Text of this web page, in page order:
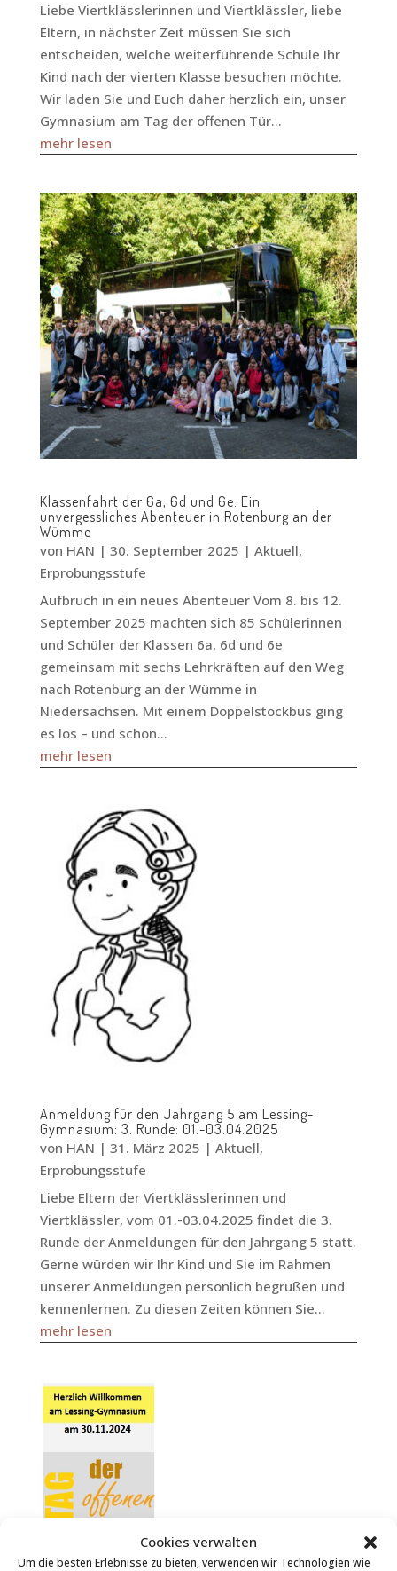
Cookies verwalten
Um die besten Erlebnisse zu bieten, verwenden wir Technologien wie
Liebe Viertklässlerinnen und Viertklässler, liebe
Eltern, in nächster Zeit müssen Sie sich
entscheiden, welche weiterführende Schule Ihr
Kind nach der vierten Klasse besuchen möchte.
Wir laden Sie und Euch daher herzlich ein, unser
Gymnasium am Tag der offenen Tür...
mehr lesen
Klassenfahrt der 6a, 6d und 6e: Ein
unvergessliches Abenteuer in Rotenburg an der
Wümme
von HAN | 30. September 2025 | Aktuell,
Erprobungsstufe
Aufbruch in ein neues Abenteuer Vom 8. bis 12.
September 2025 machten sich 85 Schülerinnen
und Schüler der Klassen 6a, 6d und 6e
gemeinsam mit sechs Lehrkräften auf den Weg
nach Rotenburg an der Wümme in
Niedersachsen. Mit einem Doppelstockbus ging
es los – und schon...
mehr lesen
Anmeldung für den Jahrgang 5 am Lessing-
Gymnasium: 3. Runde: 01.-03.04.2025
von HAN | 31. März 2025 | Aktuell,
Erprobungsstufe
Liebe Eltern der Viertklässlerinnen und
Viertklässler, vom 01.-03.04.2025 findet die 3.
Runde der Anmeldungen für den Jahrgang 5 statt.
Gerne würden wir Ihr Kind und Sie im Rahmen
unserer Anmeldungen persönlich begrüßen und
kennenlernen. Zu diesen Zeiten können Sie...
mehr lesen